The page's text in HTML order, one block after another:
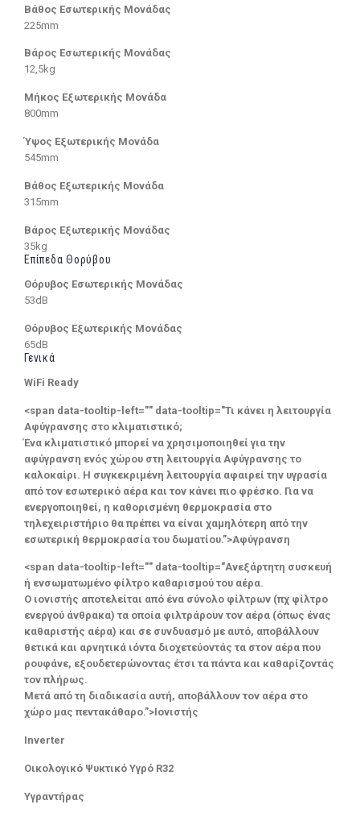
Βάθος Εσωτερικής Μονάδας
225mm
Βάρος Εσωτερικής Μονάδας
12,5kg
Μήκος Εξωτερικής Μονάδα
800mm
Ύψος Εξωτερικής Μονάδα
545mm
Βάθος Εξωτερικής Μονάδα
315mm
Βάρος Εξωτερικής Μονάδας
35kg
Επίπεδα Θορύβου
Θόρυβος Εσωτερικής Μονάδας
53dB
Θόρυβος Εξωτερικής Μονάδας
65dB
Γενικά
WiFi Ready
<span data-tooltip-left="" data-tooltip="Τι κάνει η λειτουργία
Αφύγρανσης στο κλιματιστικό;
Ένα κλιματιστικό μπορεί να χρησιμοποιηθεί για την
αφύγρανση ενός χώρου στη λειτουργία Αφύγρανσης το
καλοκαίρι. Η συγκεκριμένη λειτουργία αφαιρεί την υγρασία
από τον εσωτερικό αέρα και τον κάνει πιο φρέσκο. Για να
ενεργοποιηθεί, η καθορισμένη θερμοκρασία στο
τηλεχειριστήριο θα πρέπει να είναι χαμηλότερη από την
εσωτερική θερμοκρασία του δωματίου.”>Αφύγρανση
<span data-tooltip-left="" data-tooltip="Ανεξάρτητη συσκευή
ή ενσωματωμένο φίλτρο καθαρισμού του αέρα.
Ο ιονιστής αποτελείται από ένα σύνολο φίλτρων (πχ φίλτρο
ενεργού άνθρακα) τα οποία φιλτράρουν τον αέρα (όπως ένας
καθαριστής αέρα) και σε συνδυασμό με αυτό, αποβάλλουν
θετικά και αρνητικά ιόντα διοχετεύοντάς τα στον αέρα που
ρουφάνε, εξουδετερώνοντας έτσι τα πάντα και καθαρίζοντάς
τον πλήρως.
Μετά από τη διαδικασία αυτή, αποβάλλουν τον αέρα στο
χώρο μας πεντακάθαρο.”>Ιονιστής
Inverter
Οικολογικό Ψυκτικό Υγρό R32
Υγραντήρας